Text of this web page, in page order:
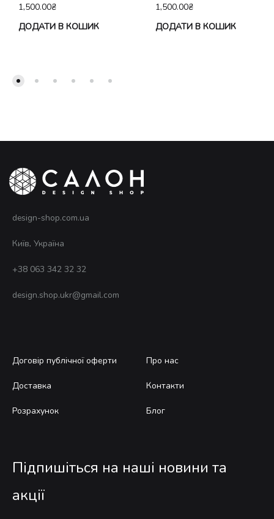
1,500.00₴
ДОДАТИ В КОШИК
1,500.00₴
ДОДАТИ В КОШИК
design-shop.com.ua
Київ, Україна
+38 063 342 32 32
design.shop.ukr@gmail.com
Договір публічної оферти
Доставка
Розрахунок
Про нас
Контакти
Блог
Підпишіться на наші новини та
акції